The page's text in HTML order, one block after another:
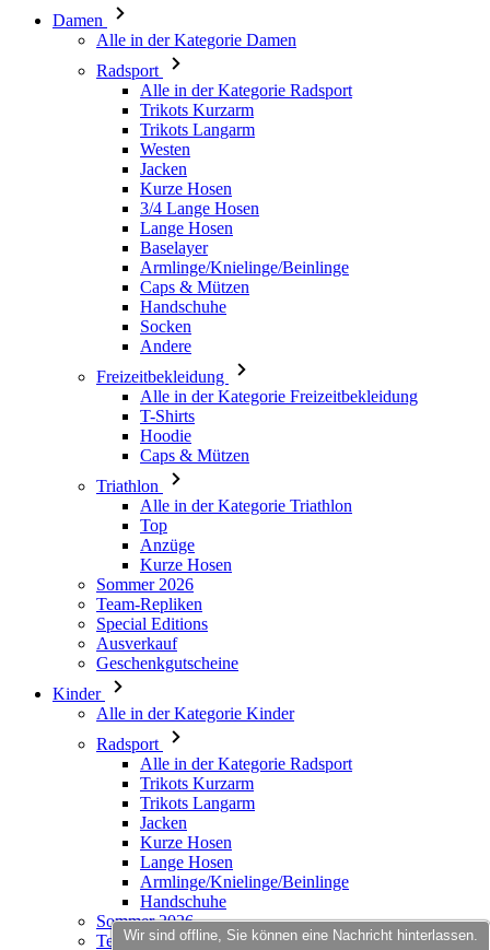
Damen
Alle in der Kategorie Damen
Radsport
Alle in der Kategorie Radsport
Trikots Kurzarm
Trikots Langarm
Westen
Jacken
Kurze Hosen
3/4 Lange Hosen
Lange Hosen
Baselayer
Armlinge/Knielinge/Beinlinge
Caps & Mützen
Handschuhe
Socken
Andere
Freizeitbekleidung
Alle in der Kategorie Freizeitbekleidung
T-Shirts
Hoodie
Caps & Mützen
Triathlon
Alle in der Kategorie Triathlon
Top
Anzüge
Kurze Hosen
Sommer 2026
Team-Repliken
Special Editions
Ausverkauf
Geschenkgutscheine
Kinder
Alle in der Kategorie Kinder
Radsport
Alle in der Kategorie Radsport
Trikots Kurzarm
Trikots Langarm
Jacken
Kurze Hosen
Lange Hosen
Armlinge/Knielinge/Beinlinge
Handschuhe
Sommer 2026
Team-Repliken
Wir sind offline, Sie können eine Nachricht hinterlassen.